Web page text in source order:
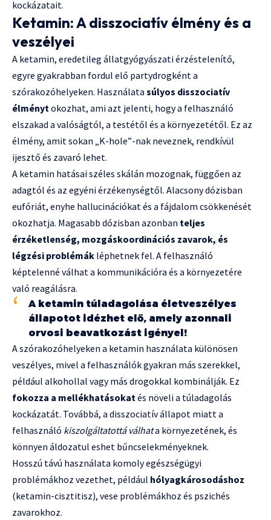
kockázatait.
Ketamin: A disszociatív élmény és a
veszélyei
A ketamin, eredetileg állatgyógyászati érzéstelenítő,
egyre gyakrabban fordul elő partydrogként a
szórakozóhelyeken. Használata súlyos disszociatív
élménytokozhat, ami azt jelenti, hogy a felhasználó
elszakad a valóságtól, a testétől és a környezetétől. Ez az
élmény, amit sokan „K-hole”-nak neveznek, rendkívül
ijesztő és zavaró lehet.
A ketamin hatásai széles skálán mozognak, függően az
adagtól és az egyéni érzékenységtől. Alacsony dózisban
eufóriát, enyhe hallucinációkat és a fájdalom csökkenését
okozhatja. Magasabb dózisban azonban teljes
érzéketlenség, mozgáskoordinációs zavarok, és
légzési problémák léphetnek fel. A felhasználó
képtelenné válhat a kommunikációra és a környezetére
való reagálásra.
A ketamin túladagolása életveszélyes
állapotot idézhet elő, amely azonnali
orvosi beavatkozást igényel!
A szórakozóhelyeken a ketamin használata különösen
veszélyes, mivel a felhasználók gyakran más szerekkel,
például alkohollal vagy más drogokkal kombinálják. Ez
fokozza a mellékhatásokatés növeli a túladagolás
kockázatát. Továbbá, a disszociatív állapot miatt a
felhasználó kiszolgáltatottá válhata környezetének, és
könnyen áldozatul eshet bűncselekményeknek.
Hosszú távú használata komoly egészségügyi
problémákhoz vezethet, például hólyagkárosodáshoz
(ketamin-cisztitisz), vese problémákhoz és pszichés
zavarokhoz.